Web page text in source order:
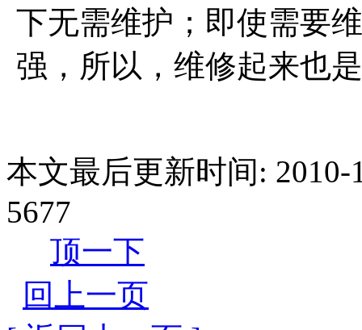
下无需维护；即使需要
强，所以，维修起来也
本文最后更新时间:
5677
顶一下
回上一页